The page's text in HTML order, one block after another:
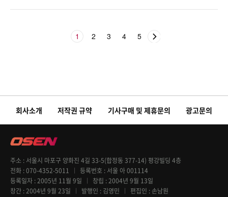
1 2 3 4 5
회사소개 저작권 규약 기사구매 및 제휴문의 광고문의
주소
서울시 마포구 양화진 4길 33-5(합정동 377-14) 평강빌딩 4층
전화 070-4352-5011 등록번호
서울 아 001114
등록일자 2005년 11월 9일 창립 2004년 9월 13일
창간 2004년 9월 23일 발행인 김영민 편집인
손남원